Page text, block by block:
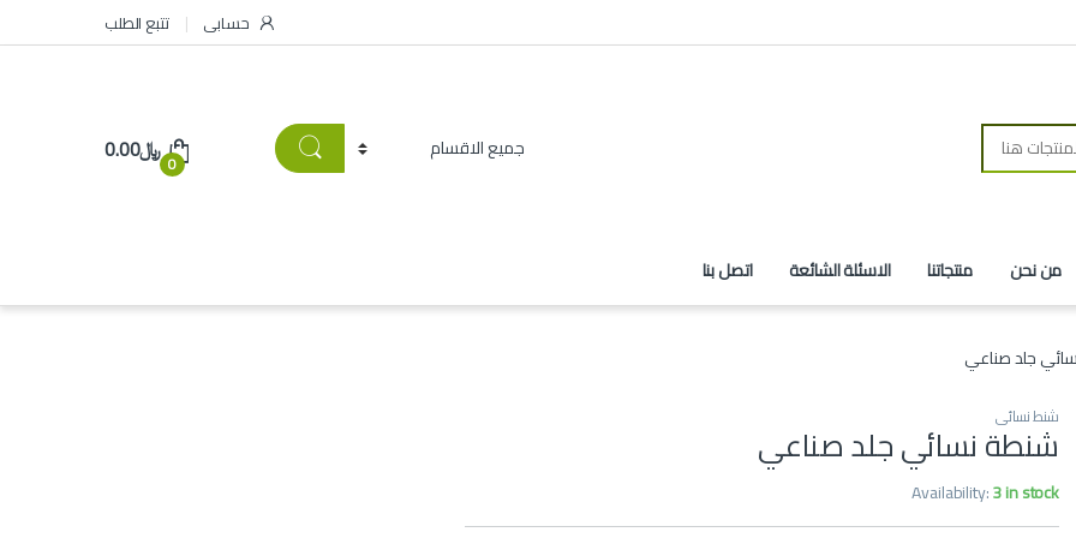
حسابى تتبع الطلب
0 ﷼0.00
من نحن منتجاتنا الاسئلة الشائعة اتصل بنا
جلد صناعي
شنط نسائي
شنطة نسائي جلد صناعي
Availability:3 in stock